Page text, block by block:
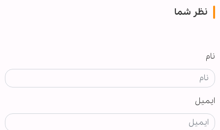
نظر شما
نام
ایمیل